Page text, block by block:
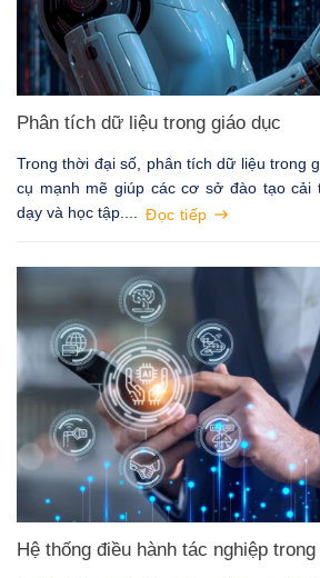
Phân tích dữ liệu trong giáo dục
Trong thời đại số, phân tích dữ liệu trong
cụ mạnh mẽ giúp các cơ sở đào tạo cải
dạy và học tập.... Đọc tiếp
Hệ thống điều hành tác nghiệp